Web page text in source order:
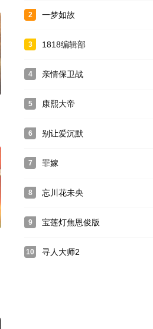
却发现了隐藏在案件背后的江州黑势力
遇的美丽女子顾海棠（秦岚 饰）带着女孩
相王及铁扇公主袒护之下，安然渡过，牛
手姚杰在东亚悠悠球大赛上落败，由此萌
2 一梦如故
3 1818编辑部
4 亲情保卫战
5 康熙大帝
6 别让爱沉默
7 罪嫁
8 忘川花未央
9 宝莲灯焦恩俊版
10 寻人大师2